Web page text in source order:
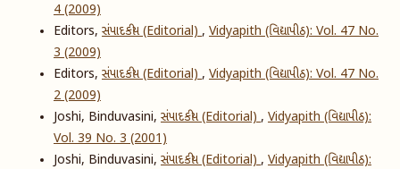
4 (2009)
Editors, સંપાદકીય (Editorial), Vidyapith (વિદ્યાપીઠ): Vol. 47 No.
3 (2009)
Editors, સંપાદકીય (Editorial), Vidyapith (વિદ્યાપીઠ): Vol. 47 No.
2 (2009)
Joshi, Binduvasini, સંપાદકીય (Editorial), Vidyapith (વિદ્યાપીઠ):
Vol. 39 No. 3 (2001)
Joshi, Binduvasini, સંપાદકીય (Editorial), Vidyapith (વિદ્યાપીઠ):